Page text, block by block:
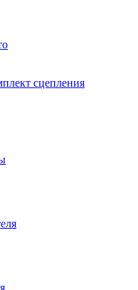
сцепления